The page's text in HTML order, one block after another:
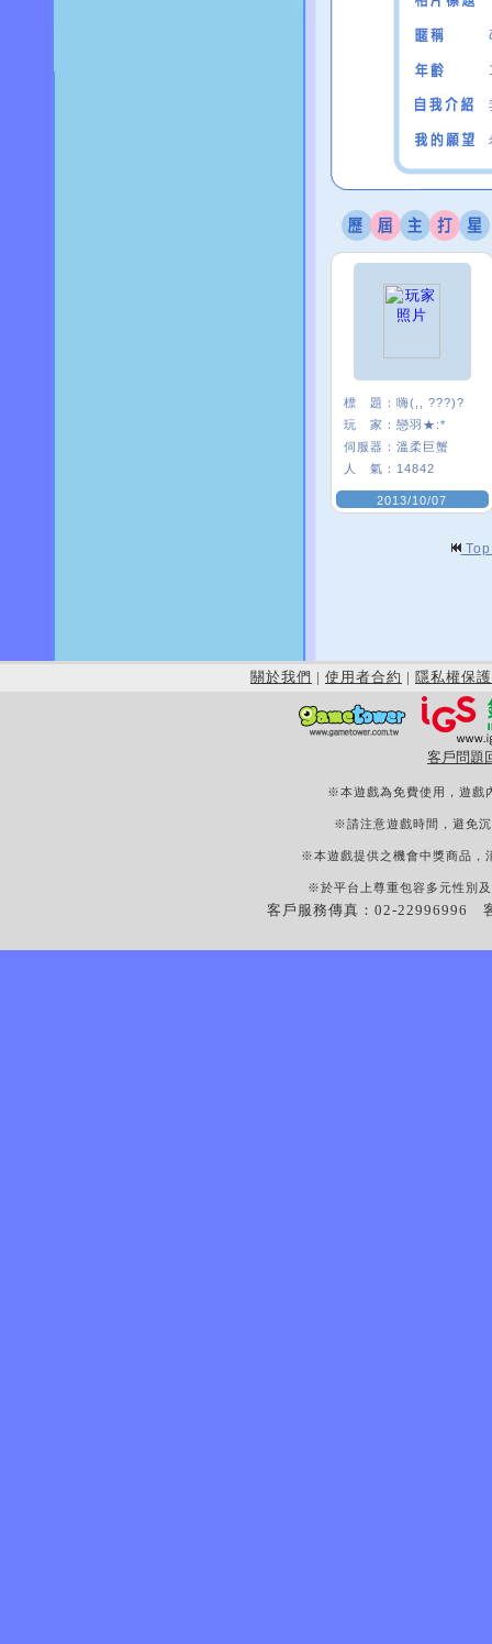
標 題： 嗨(,, ???)?
玩 家： 戀羽★:*
伺服器： 溫柔巨蟹
人 氣： 14842
2013/10/07
關於我們 | 使用者合約 | 隱私權保護
客戶問題
※本遊戲為免費使用，遊戲
※請注意遊戲時間，避免
※本遊戲提供之機會中獎商品，
※於平台上尊重包容多元性別
客戶服務傳真：02-22996996